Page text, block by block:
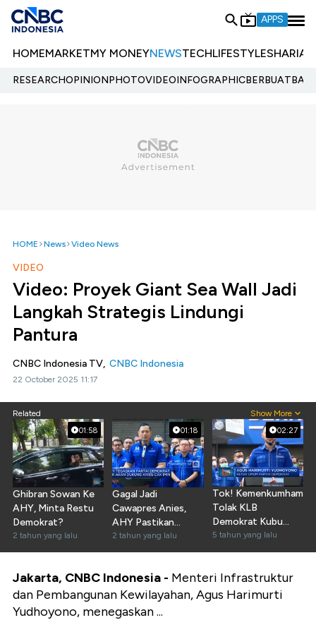
APPS
HOMEMARKETMY MONEYNEWSTECHLIFESTYLESHARIA
RESEARCHOPINIONPHOTOVIDEOINFOGRAPHIC
HOME News Video News
VIDEO
Video: Proyek Giant Sea Wall Jadi
Langkah Strategis Lindungi
Pantura
CNBC Indonesia TV, CNBC Indonesia
22 October 2025 11:17
Related Show More
01:58
Ghibran Sowan Ke
AHY, Minta Restu
Demokrat?
2 tahun yang lalu
01:18
Gagal Jadi
Cawapres Anies,
AHY Pastikan
Demokrat Move On
2 tahun yang lalu
02:27
Tok! Kemenkumham
Tolak KLB
Demokrat Kubu
Moeldoko
5 tahun yang lalu
Jakarta, CNBC Indonesia - Menteri Infrastruktur
dan Pembangunan Kewilayahan, Agus Harimurti
Yudhoyono, menegaskan ...